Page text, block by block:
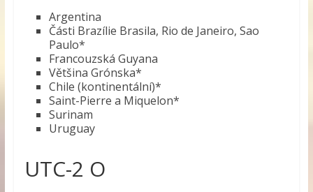
Argentina
Části Brazílie Brasila, Rio de Janeiro, Sao
Paulo*
Francouzská Guyana
Většina Grónska*
Chile (kontinentální)*
Saint-Pierre a Miquelon*
Surinam
Uruguay
UTC-2 O